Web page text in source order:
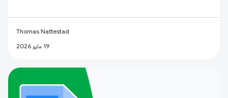
Thomas Nattestad
19 مايو 2026